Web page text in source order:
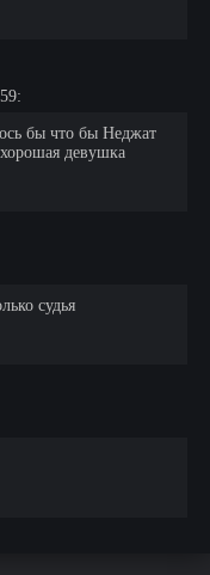
бы что бы Неджат
девушка
судья